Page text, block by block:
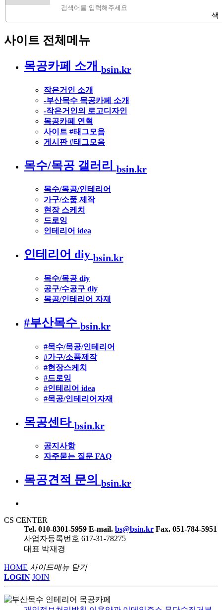
색
사이트 전체메뉴
목공카페 소개 bsin.kr
작은거인 소개
-부산목수 목공카페 소개
-작은거인의 로고디자인
목공카페 연혁
사이트 #태그모음
게시판 #태그모음
목수/목공 갤러리 bsin.kr
목수/목공/인테리어
가구/소품 제작
현장 스케치
드로잉
인테리어 idea
인테리어 diy bsin.kr
목수/목공 diy
공구/수공구 diy
목공/인테리어 자재
#부산목수 bsin.kr
#목수/목공/인테리어
#가구/소품제작
#현장스케치
#드로잉
#인테리어 idea
#목공/인테리어자재
목공센타 bsin.kr
공지사항
자주묻는 질문 FAQ
목공견적 문의 bsin.kr
CS CENTER
Tel. 010-8301-5959 E-mail. bs@bsin.kr Fax. 051-784-5951
사업자등록번호 617-31-78275
대표 박재경
HOME 사이드메뉴 닫기
LOGIN JOIN